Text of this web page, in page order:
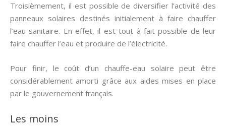
Troisièmement, il est possible de diversifier l’activité des
panneaux solaires destinés initialement à faire chauffer
l’eau sanitaire. En effet, il est tout à fait possible de leur
faire chauffer l’eau et produire de l’électricité.
Pour finir, le coût d’un chauffe-eau solaire peut être
considérablement amorti grâce aux aides mises en place
par le gouvernement français.
Les moins